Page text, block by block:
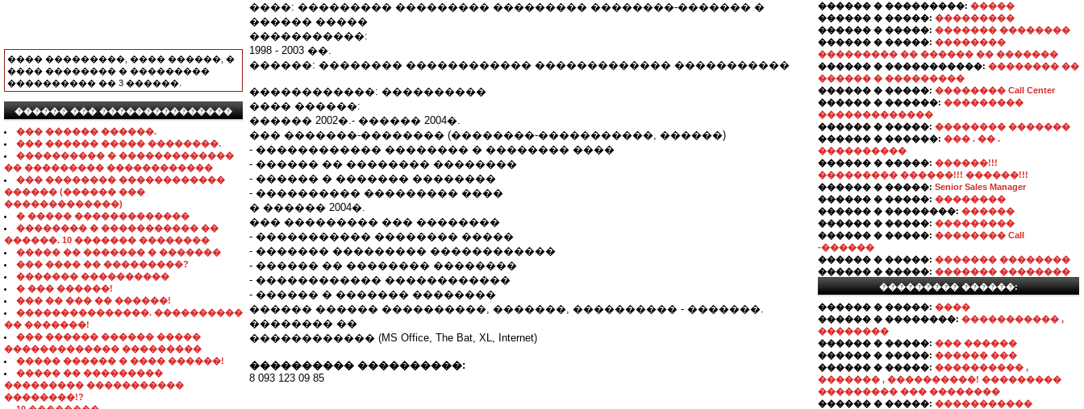
���� ���������, ���� ������, �
���� �������� � ���������
���������� �� 3 ������.
������ ��� ���������������
��� ������ ������.
��� ������ ����� ��������.
���������� � �������������
�� ��������� ������������
��� �������� ������������
������ (������ ���
�������������)
� ����� �������������
�������� � ����������� ��
������. 10 ������� ��������
����� �� ������� � �������
��� ���� �� ���������?
������� ����������
� ��� ������!
��� �� ��� �� ������!
���������������. ����������
�� �������!
��� ������ ������ �����
������������� ���������
����� ������ � ���� ������!
����� �� ���������
��������� �����������
��������!?
����: ��������� ��������� ��������� ��������-������� �
������ �����
�����������:
1998 - 2003 ��.
������: �������� ������������ ������������� �����������
������������: ����������
���� ������:
������ 2002�.- ������ 2004�.
��� �������-�������� (��������-�����������, ������)
- ������������ �������� � �������� ����
- ������ �� �������� ��������
- ������ � ������� ��������
- ���������� ��������� ����
� ������ 2004�.
��� ��������� ��� ��������
- ����������� �������� �����
- ������� ��������� ������������
- ������ �� �������� ��������
- ������������ ������������
- ������ � ������� ��������
������ ������ ����������, �������, ���������� - �������.
�������� ��
������������ (MS Office, The Bat, XL, Internet)
���������� ����������:
8 093 123 09 85
������ � ���������: �����
������ � �����: ���������
������ � �����: ������� ��������
������ � �����: ��������
��������� �� ������ �� �������
������ � �����������: �������� ��
������ � ���������
������ � �����: �������� Call Center
������ � ������: ���������
�������������
������ � �����: �������� �������
������ � ������: ��� . �� .
����������
������ � �����: ������!!!
��������� ������!!! ������!!!
������ � �����: Senior Sales Manager
������ � �����: ��������
������ � ��������: ������
������ � �����: ���������
������ � �����: �������� Call
-������
������ � �����: ������� ��������
������ � �����: ������� ��������
��������� ������:
������ � �����: ����
������ � ��������: ����������� ,
��������
������ � �����: ��� ������
������ � �����: ������ ���
������ � �����: ���������� ,
������� , ����������! ���������
��������� ��� ��������
������ � �����: �����������